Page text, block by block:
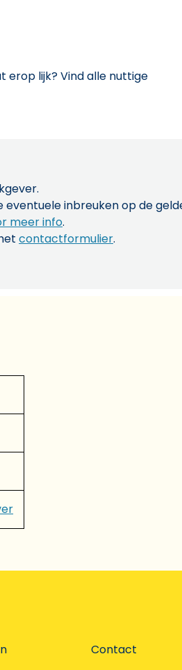
erop lijk? Vind alle nuttige
inbreuken op de
meer info.
contactformulier.
Contact